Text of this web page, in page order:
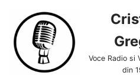
Skip
to
content
Voce Radio si
din